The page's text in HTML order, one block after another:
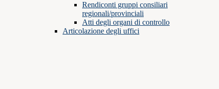
Rendiconti gruppi consiliari
regionali/provinciali
Atti degli organi di controllo
Articolazione degli uffici